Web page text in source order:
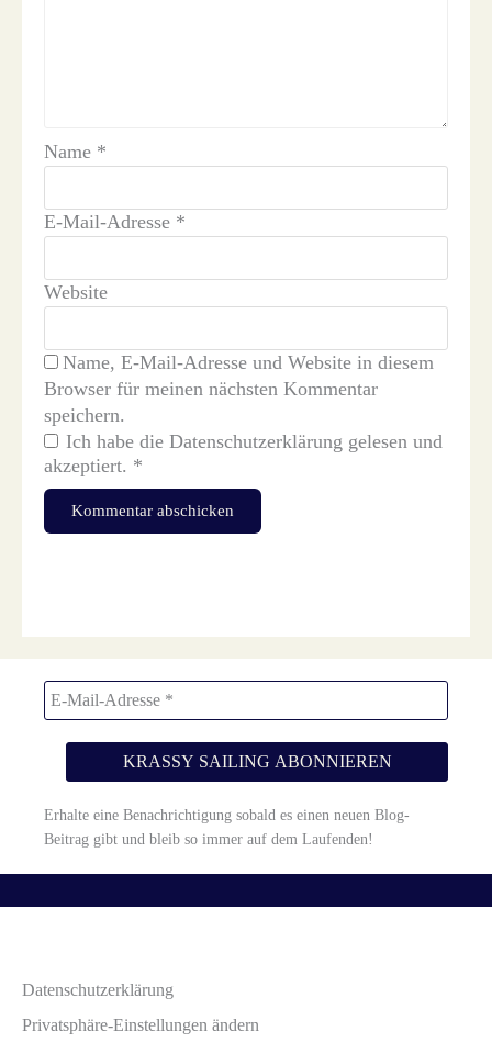
Name *
E-Mail-Adresse *
Website
Name, E-Mail-Adresse und Website in diesem
Browser für meinen nächsten Kommentar
speichern.
Ich habe die Datenschutzerklärung gelesen und
akzeptiert. *
Erhalte eine Benachrichtigung sobald es einen neuen Blog-
Beitrag gibt und bleib so immer auf dem Laufenden!
Datenschutzerklärung
Privatsphäre-Einstellungen ändern